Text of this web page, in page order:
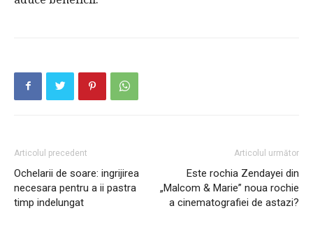
Articolul precedent
Ochelarii de soare: ingrijirea
necesara pentru a ii pastra
timp indelungat
Articolul următor
Este rochia Zendayei din
„Malcom & Marie” noua rochie
a cinematografiei de astazi?